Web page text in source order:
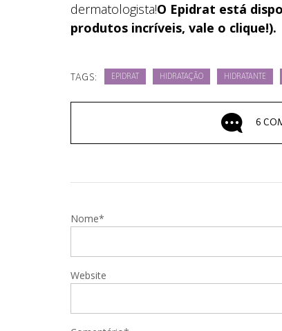
dermatologista!O Epidrat está
produtos incríveis, vale o clique!).
TAGS: EPIDRAT HIDRATAÇÃO HIDRATANTE
6
Nome*
Website